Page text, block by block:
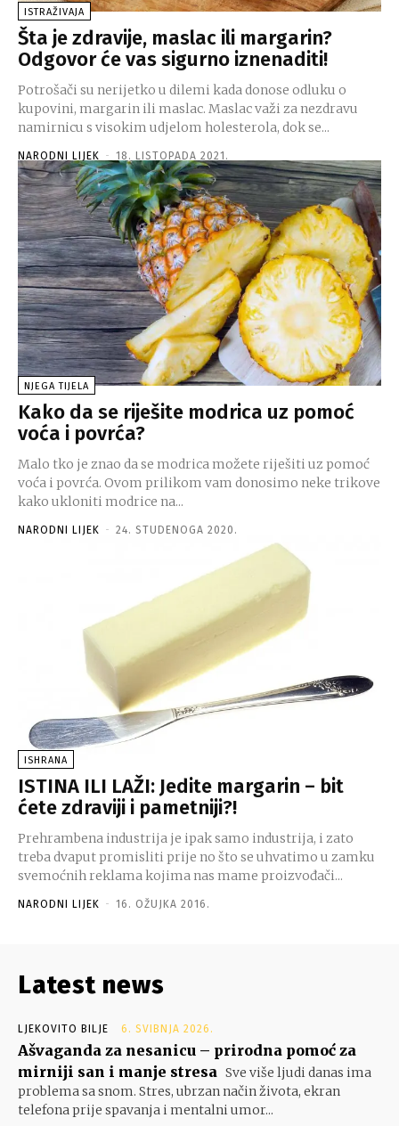
ISTRAŽIVAJA
Šta je zdravije, maslac ili margarin?
Odgovor će vas sigurno iznenaditi!
Potrošači su nerijetko u dilemi kada donose odluku o
kupovini, margarin ili maslac. Maslac važi za nezdravu
namirnicu s visokim udjelom holesterola, dok se...
NARODNI LIJEK - 18. LISTOPADA 2021.
NJEGA TIJELA
Kako da se riješite modrica uz pomoć
voća i povrća?
Malo tko je znao da se modrica možete riješiti uz pomoć
voća i povrća. Ovom prilikom vam donosimo neke trikove
kako ukloniti modrice na...
NARODNI LIJEK - 24. STUDENOGA 2020.
ISHRANA
ISTINA ILI LAŽI: Jedite margarin – bit
ćete zdraviji i pametniji?!
Prehrambena industrija je ipak samo industrija, i zato
treba dvaput promisliti prije no što se uhvatimo u zamku
svemoćnih reklama kojima nas mame proizvođači...
NARODNI LIJEK - 16. OŽUJKA 2016.
Latest news
LJEKOVITO BILJE 6. SVIBNJA 2026.
Ašvaganda za nesanicu – prirodna pomoć za
mirniji san i manje stresa Sve više ljudi danas ima
problema sa snom. Stres, ubrzan način života, ekran
telefona prije spavanja i mentalni umor...